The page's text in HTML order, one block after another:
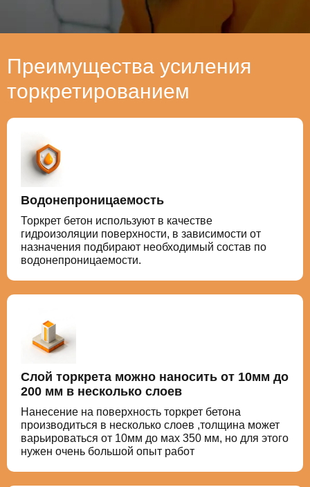
Преимущества усиления
торкретированием
Водонепроницаемость
Торкрет бетон используют в качестве
гидроизоляции поверхности, в зависимости от
назначения подбирают необходимый состав по
водонепроницаемости.
Слой торкрета можно наносить от 10мм до
200 мм в несколько слоев
Нанесение на поверхность торкрет бетона
производиться в несколько слоев ,толщина может
варьироваться от 10мм до мах 350 мм, но для этого
нужен очень большой опыт работ